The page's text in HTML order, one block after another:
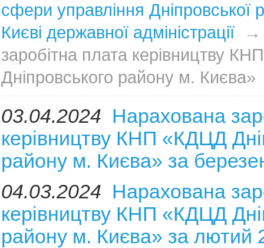
сфери управління Дніпровської
Києві державної адміністрації
заробітна плата керівництву
Дніпровського району м. Києва»
03.04.2024 Нарахована
керівництву КНП «КДЦД
району м. Києва» за
04.03.2024 Нарахована
керівництву КНП «КДЦД
району м. Києва» за лютий